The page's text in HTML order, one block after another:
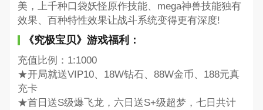
美，上千种口袋妖怪原作技能、mega神兽技能独有
效果、百种特性效果让战斗系统变得更有深度!
《究极宝贝》游戏福利：
充值比例：1:1000
★开局就送VIP10、18W钻石、88W金币、188元真
充卡
★首日送S级爆飞龙，六日送S+级超梦，七日共计